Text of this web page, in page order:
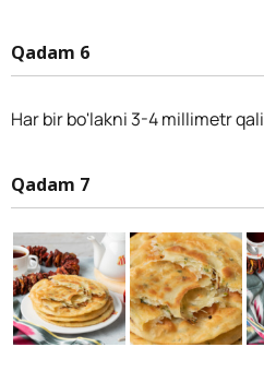
Qadam 6
Har bir bo'lakni 3-4 millimetr
Qadam 7